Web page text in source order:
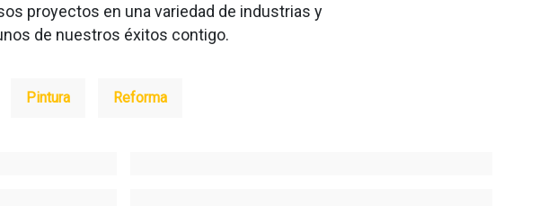
proyectos en una variedad de industrias y
de nuestros éxitos contigo.
Pintura Reforma